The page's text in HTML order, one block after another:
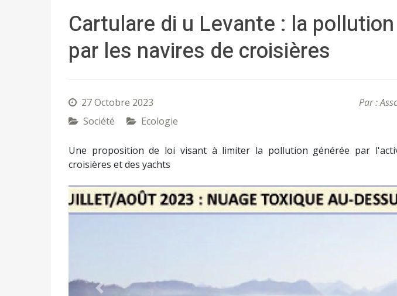
Cartulare di u Levante : la
par les navires de croisières
27 Octobre 2023
Par :
Société
Ecologie
Une proposition de loi visant à limiter la pollution générée par
croisières et des yachts